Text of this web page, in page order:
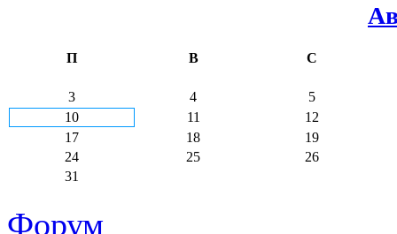
П В С
3 4
5
10
11
12
17
18
19
24
25
26
31
Форум